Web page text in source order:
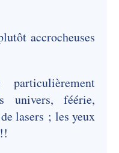
accrocheuses
univers, féérie,
lasers ; les yeux